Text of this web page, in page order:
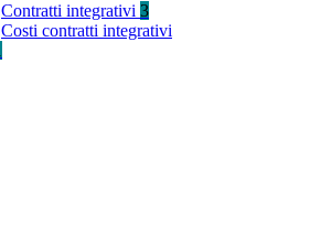
Contratti integrativi 3
Costi contratti integrativi